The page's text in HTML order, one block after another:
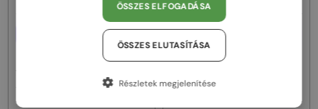
EGYFÓKUSZÚ LENCSÉVEL PLUSZ
Optikai keretek
EGYFÓKUSZÚ LENCSÉVEL PLUSZ
25 000 FT
Philipp Plein—
ÖSSZES ELFOGADÁSA
ÖSSZES ELUTASÍTÁSA
Részletek megjelenítése